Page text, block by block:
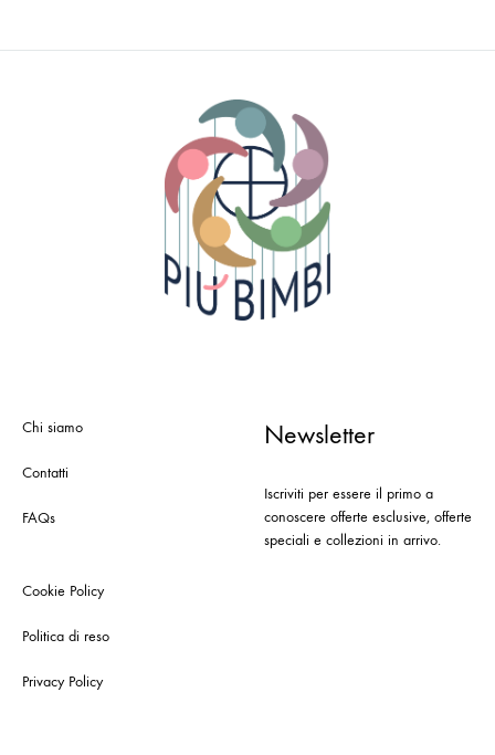
Chi siamo
Contatti
FAQs
Cookie Policy
Politica di reso
Privacy Policy
Newsletter
Iscriviti per essere il primo a
conoscere offerte esclusive, offerte
speciali e collezioni in arrivo.